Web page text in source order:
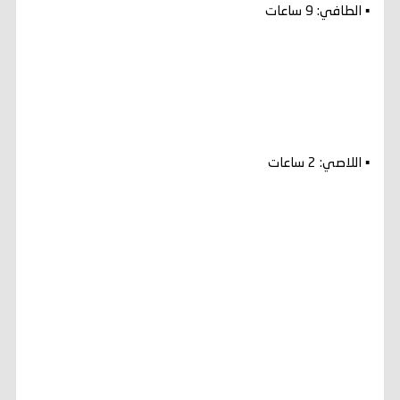
▪️ الطافي: 9 ساعات
▪️ اللاصي: 2 ساعات